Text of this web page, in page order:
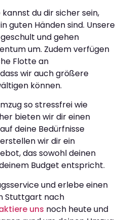
du dir sicher sein,
guten Händen sind. Unsere
und gehen
um. Zudem verfügen
Flotte an
wir auch größere
können.
so stressfrei wie
bieten wir dir einen
deine Bedürfnisse
wir dir ein
das sowohl deinen
Budget entspricht.
und erlebe einen
Stuttgart nach
uns noch heute und